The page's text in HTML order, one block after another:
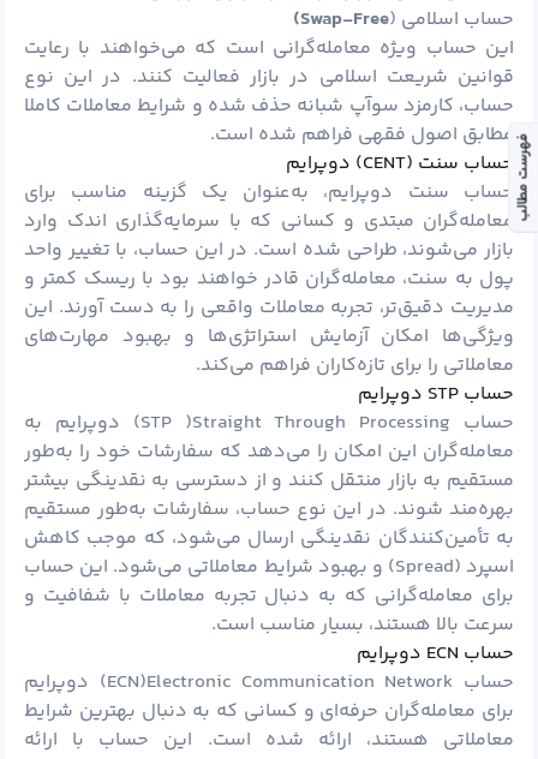
حساب اسلامی (Swap-Free)
این حساب ویژه معامله‌گرانی است که می‌خواهند با رعایت
قوانین شریعت اسلامی در بازار فعالیت کنند. در این نوع
حساب، کارمزد سوآپ شبانه حذف شده و شرایط معاملات کاملا
مطابق اصول فقهی فراهم شده است.
حساب سنت (CENT) دوپرایم
حساب سنت دوپرایم، به‌عنوان یک گزینه مناسب برای
معامله‌گران مبتدی و کسانی که با سرمایه‌گذاری اندک وارد
بازار می‌شوند، طراحی شده است. در این حساب، با تغییر واحد
پول به سنت، معامله‌گران قادر خواهند بود با ریسک کمتر و
مدیریت دقیق‌تر، تجربه معاملات واقعی را به دست آورند. این
ویژگی‌ها امکان آزمایش استراتژی‌ها و بهبود مهارت‌های
معاملاتی را برای تازه‌کاران فراهم می‌کند.
حساب STP دوپرایم
حساب STP )Straight Through Processing) دوپرایم به
معامله‌گران این امکان را می‌دهد که سفارشات خود را به‌طور
مستقیم به بازار منتقل کنند و از دسترسی به نقدینگی بیشتر
بهره‌مند شوند. در این نوع حساب، سفارشات به‌طور مستقیم
به تأمین‌کنندگان نقدینگی ارسال می‌شود، که موجب کاهش
اسپرد (Spread) و بهبود شرایط معاملاتی می‌شود. این حساب
برای معامله‌گرانی که به دنبال تجربه معاملات با شفافیت و
سرعت بالا هستند، بسیار مناسب است.
حساب ECN دوپرایم
حساب ECN)Electronic Communication Network) دوپرایم
برای معامله‌گران حرفه‌ای و کسانی که به دنبال بهترین شرایط
معاملاتی هستند، ارائه شده است. این حساب با ارائه
فهرست مطالب